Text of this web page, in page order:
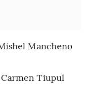
Mancheno
Tiupul